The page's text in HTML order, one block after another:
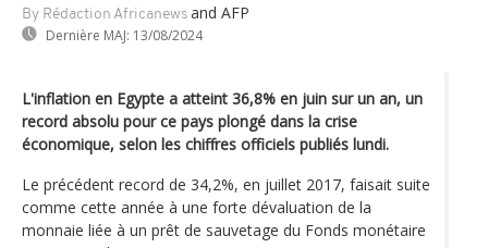
By Rédaction Africanews and AFP
Dernière MAJ: 13/08/2024
L'inflation en Egypte a atteint 36,8% en juin sur un an, un
record absolu pour ce pays plongé dans la crise
économique, selon les chiffres officiels publiés lundi.
Le précédent record de 34,2%, en juillet 2017, faisait suite
comme cette année à une forte dévaluation de la
monnaie liée à un prêt de sauvetage du Fonds monétaire